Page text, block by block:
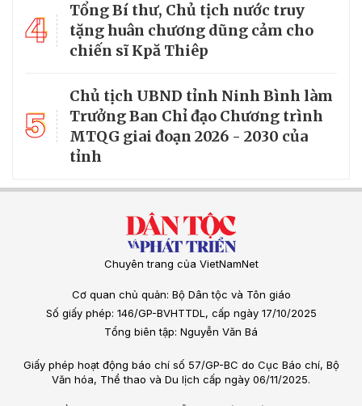
4
Tổng Bí thư, Chủ tịch nước truy
tặng huân chương dũng cảm cho
chiến sĩ Kpă Thiêp
5
Chủ tịch UBND tỉnh Ninh Bình làm
Trưởng Ban Chỉ đạo Chương trình
MTQG giai đoạn 2026 - 2030 của
tỉnh
Chuyên trang của VietNamNet
Cơ quan chủ quản: Bộ Dân tộc và Tôn giáo
Số giấy phép: 146/GP-BVHTTDL, cấp ngày 17/10/2025
Tổng biên tập: Nguyễn Văn Bá
Giấy phép hoạt động báo chí số 57/GP-BC do Cục Báo chí, Bộ
Văn hóa, Thể thao và Du lịch cấp ngày 06/11/2025.